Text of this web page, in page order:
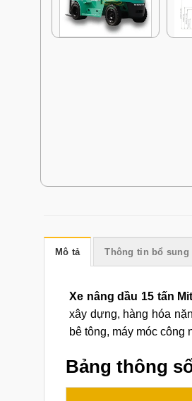
Mô tả Thông tin bổ sung
Xe nâng dầu 15 tấn
xây dựng, hàng hóa
bê tông, máy móc công
Bảng thông